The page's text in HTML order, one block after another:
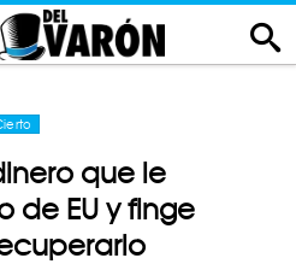
que le
de EU y finge